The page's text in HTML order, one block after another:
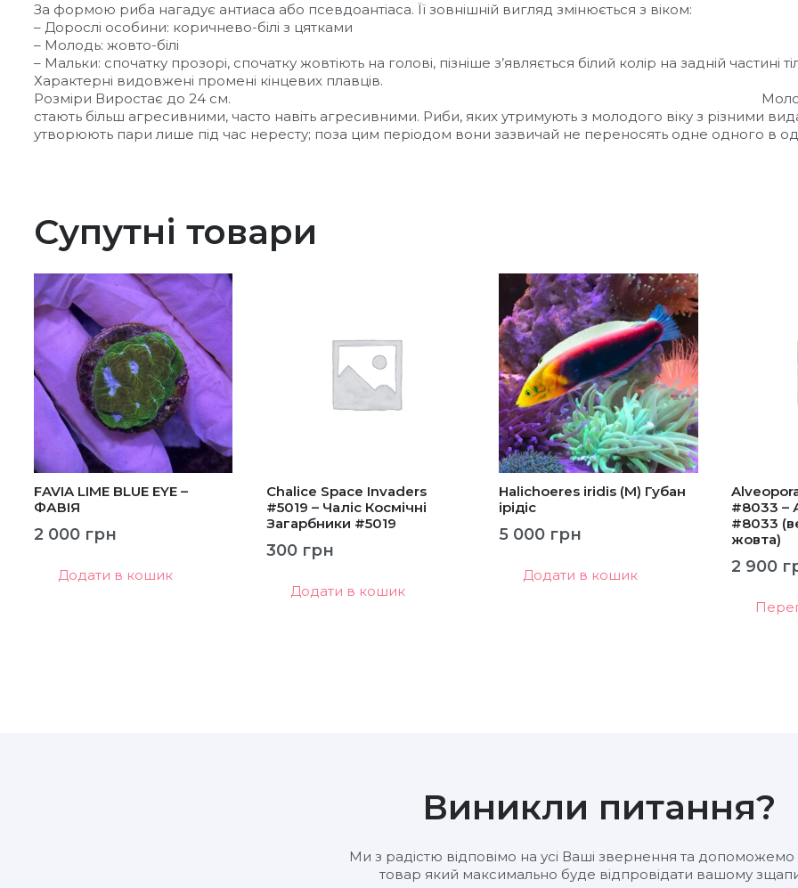
За формою риба нагадує антиаса або псевдоантіаса. Її зовнішній вигляд змінюється з віком:
– Дорослі особини: коричнево-білі з цятками
– Молодь: жовто-білі
– Мальки: спочатку прозорі, спочатку жовтіють на голові, пізніше з’являється білий колір на задній частині
Характерні видовжені промені кінцевих плавців.
Розміри Виростає до 24 см.
стають більш агресивними, часто навіть агресивними. Риби, яких утримують з молодого віку з різними
утворюють пари лише під час нересту; поза цим періодом вони зазвичай не переносять одне одного в
Супутні товари
FAVIA LIME BLUE EYE –
ФАВІЯ
2 000 грн
Додати в кошик
Chalice Space Invaders
#5019 – Чаліс Космічні
Загарбники #5019
300 грн
Додати в кошик
Halichoeres iridis (M) Губан
ірідіс
5 000 грн
Додати в кошик
#8033 –
#8033
жовта)
2 900
Виникли питання?
Ми з радістю відповімо на усі Ваші звернення та
товар який максимально буде відпровідати вашому